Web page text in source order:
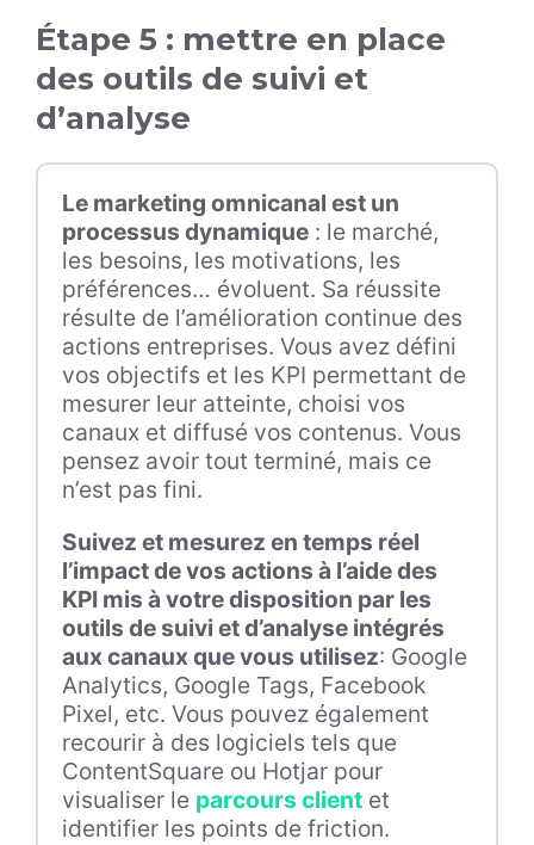
Étape 5 : mettre en place
des outils de suivi et
d’analyse
Le marketing omnicanal est un
processus dynamique : le marché,
les besoins, les motivations, les
préférences… évoluent. Sa réussite
résulte de l’amélioration continue des
actions entreprises. Vous avez défini
vos objectifs et les KPI permettant de
mesurer leur atteinte, choisi vos
canaux et diffusé vos contenus. Vous
pensez avoir tout terminé, mais ce
n’est pas fini.
Suivez et mesurez en temps réel
l’impact de vos actions à l’aide des
KPI mis à votre disposition par les
outils de suivi et d’analyse intégrés
aux canaux que vous utilisez: Google
Analytics, Google Tags, Facebook
Pixel, etc. Vous pouvez également
recourir à des logiciels tels que
ContentSquare ou Hotjar pour
visualiser le parcours client et
identifier les points de friction.